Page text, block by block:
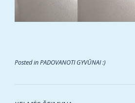
Posted inPADOVANOTI GYVŪNAI :)